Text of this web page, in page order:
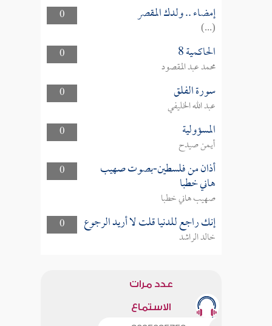
0
إمضاء .. ولدك المقصر
(...)
0
الحاكمية 8
محمد عبد المقصود
0
سورة الفلق
عبد الله الخليفي
0
المسؤولية
أيمن صيدح
0
أذان من فلسطين-بصوت صهيب
هاني خطبا
صهيب هاني خطبا
0
إنك راجع للدنيا قلت لا أريد الرجوع
خالد الراشد
عدد مرات
الاستماع